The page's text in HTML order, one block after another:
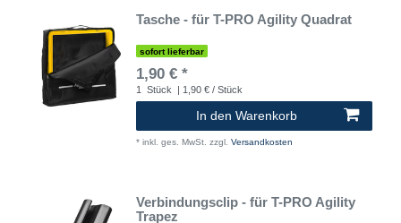
Tasche - für T-PRO Agility Quadrat
sofort lieferbar
1,90 € *
1 Stück | 1,90 € / Stück
In den Warenkorb
* inkl. ges. MwSt. zzgl. Versandkosten
Verbindungsclip - für T-PRO Agility
Trapez